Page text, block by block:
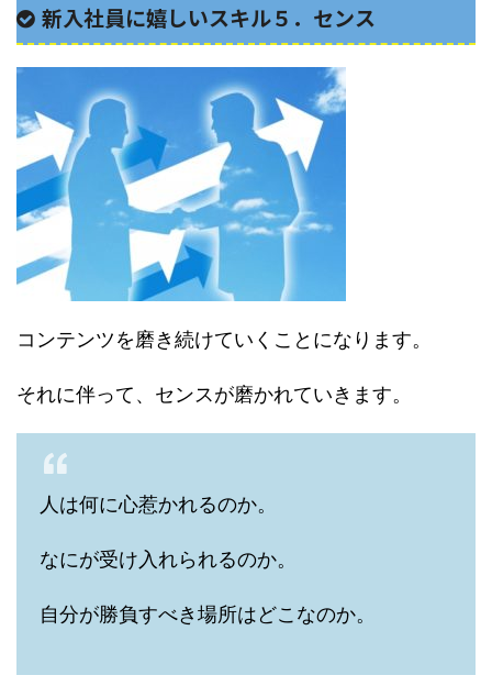
新入社員に嬉しいスキル５．センス
コンテンツを磨き続けていくことになります。
それに伴って、センスが磨かれていきます。
人は何に心惹かれるのか。
なにが受け入れられるのか。
自分が勝負すべき場所はどこなのか。